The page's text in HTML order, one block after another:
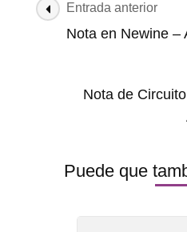
Entrada anterior
Nota en Newine –
Nota de
Puede que